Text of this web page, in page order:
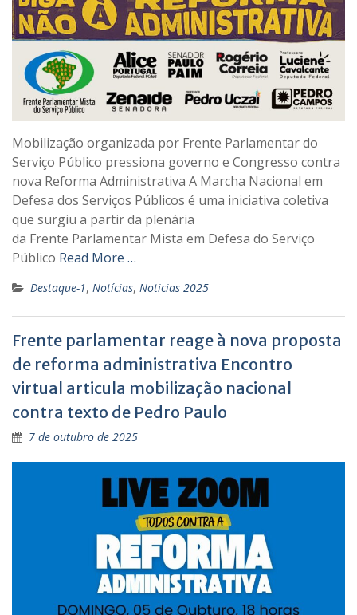
Mobilização organizada por Frente Parlamentar do
Serviço Público pressiona governo e Congresso contra
nova Reforma Administrativa A Marcha Nacional em
Defesa dos Serviços Públicos é uma iniciativa coletiva
que surgiu a partir da plenária
da Frente Parlamentar Mista em Defesa do Serviço
Público Read More …
Destaque-1, Notícias, Noticias 2025
Frente parlamentar reage à nova proposta
de reforma administrativa Encontro
virtual articula mobilização nacional
contra texto de Pedro Paulo
7 de outubro de 2025